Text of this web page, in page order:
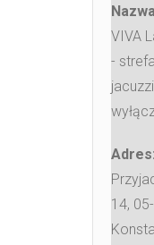
VIVA
-
Adres:
14,